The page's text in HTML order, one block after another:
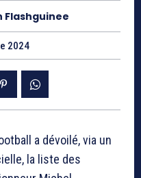
Flashguinee
2024
a dévoilé, via un
la liste des